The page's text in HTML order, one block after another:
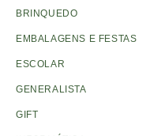
BRINQUEDO
EMBALAGENS E FESTAS
ESCOLAR
GENERALISTA
GIFT